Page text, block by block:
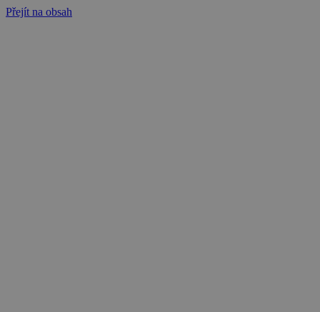
Přejít na obsah